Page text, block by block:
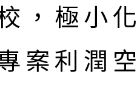
，極小
案利潤